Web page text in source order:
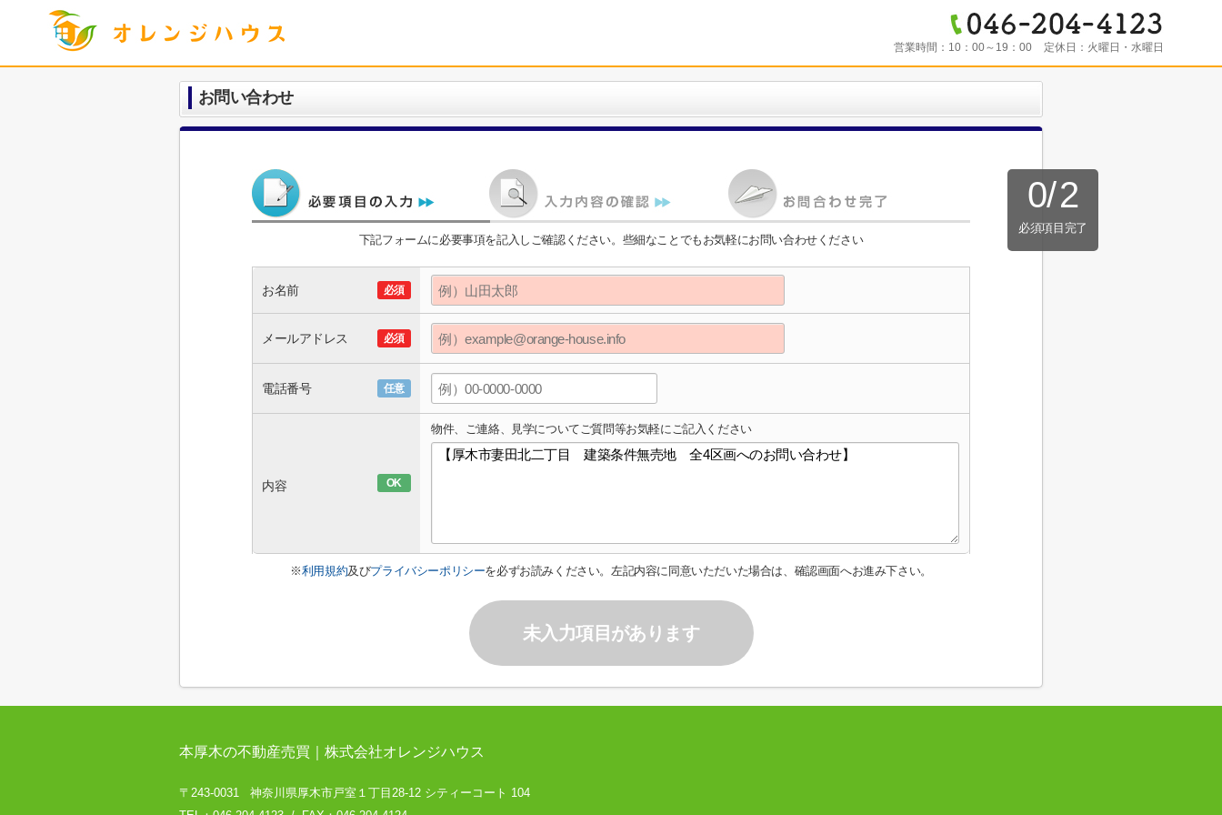
営業時間： 10：00～19：00 定休日： 火曜日・水曜日
お問い合わせ
0/2
必須項目完了
下記フォームに必要事項を記入しご確認ください。些細なことでもお気軽にお問い合わせください
お名前 必須
メールアドレス 必須
電話番号 任意
内容 OK
物件、ご連絡、見学についてご質問等お気軽にご記入ください
※利用規約及びプライバシーポリシーを必ずお読みください。左記内容に同意いただいた場合は、確認画面へお進み下さい。
未入力項目があります
本厚木の不動産売買｜株式会社オレンジハウス
〒243-0031 神奈川県厚木市戸室１丁目28-12 シティーコート 104